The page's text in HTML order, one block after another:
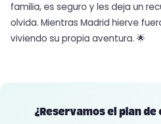
familia, es seguro y les deja un
olvida. Mientras Madrid hierve
viviendo su propia aventura. 🌟
¿Reservamos el plan